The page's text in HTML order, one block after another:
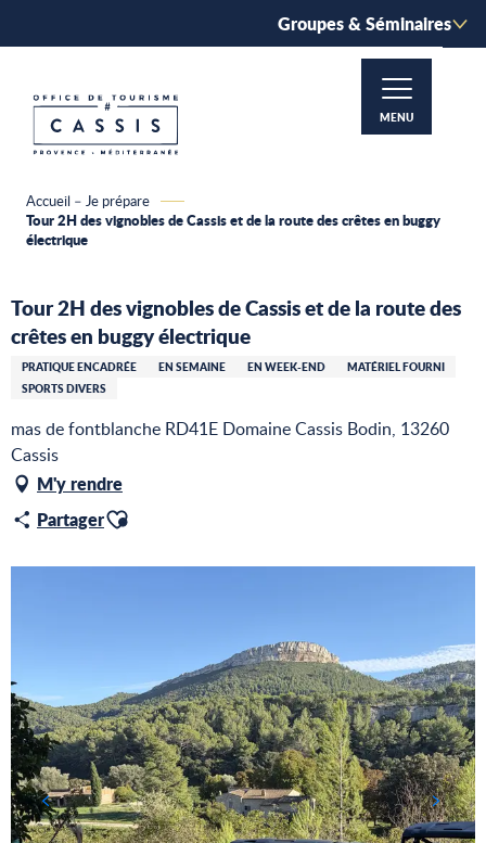
principal
Groupes & Séminaires
MENU
Accueil – Je prépare
Tour 2H des vignobles de Cassis et de la route des crêtes en buggy
électrique
Tour 2H des vignobles de Cassis et de la route des
crêtes en buggy électrique
PRATIQUE ENCADRÉE EN SEMAINE EN WEEK-END
MATÉRIEL FOURNI
SPORTS DIVERS
mas de fontblanche RD41E Domaine Cassis Bodin, 13260
Cassis
M'y rendre
PartagerAjouter aux favoris